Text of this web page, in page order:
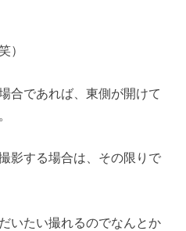
）
合であれば、東側が開けて
影する場合は、その限りで
いたい撮れるのでなんとか